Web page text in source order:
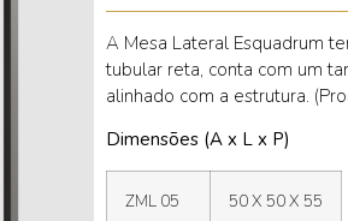
A Mesa Lateral Esquadrum
tubular reta, conta com um
alinhado com a estrutura.
Dimensões (A x L x P)
ZML 05 50 X 50 X 55